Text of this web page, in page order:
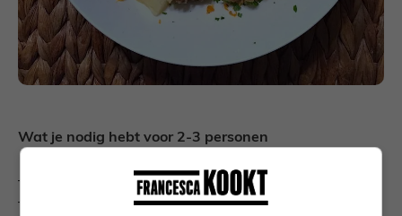
Wat je nodig hebt voor 2-3 personen
– 1 grote aubergine
– 1 sinaasappel